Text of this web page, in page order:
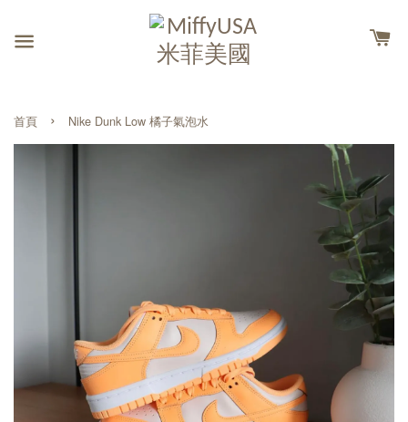
首頁 › Nike Dunk Low 橘子氣泡水